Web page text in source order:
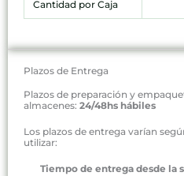
Cantidad por Caja
Plazos de Entrega
Plazos de preparación y
almacenes: 24/48hs hábiles
Los plazos de entrega varían
utilizar:
Tiempo de entrega desde la